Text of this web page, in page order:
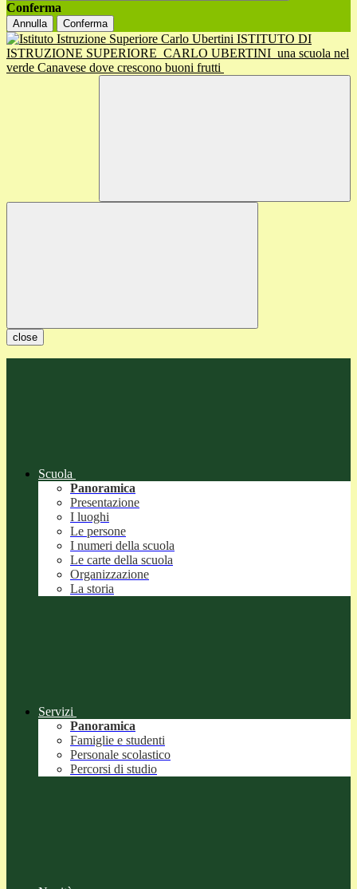
Conferma
Annulla Conferma
ISTITUTO DI
ISTRUZIONE SUPERIORE CARLO UBERTINI una scuola nel
verde Canavese dove crescono buoni frutti
close
Scuola
Panoramica
Presentazione
I luoghi
Le persone
I numeri della scuola
Le carte della scuola
Organizzazione
La storia
Servizi
Panoramica
Famiglie e studenti
Personale scolastico
Percorsi di studio